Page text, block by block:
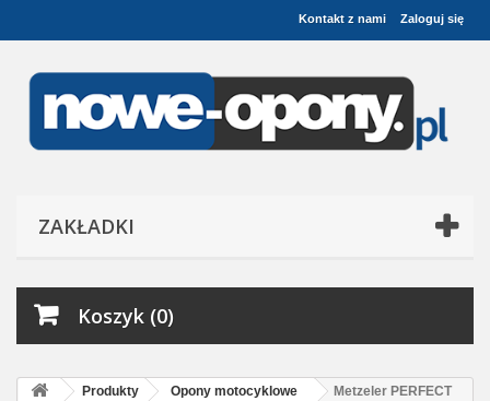
Zaloguj się
Kontakt z nami
ZAKŁADKI
Koszyk (0)
Produkty Opony motocyklowe
Metzeler PERFECT